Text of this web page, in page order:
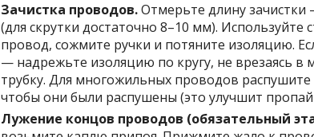
Зачистка проводов.Отмерьте длину
(для скрутки достаточно 8–10 мм). Используйте
провод, сожмите ручки и потяните изоляцию.
— надрежьте изоляцию по кругу, не врезаясь в
трубку. Для многожильных проводов
чтобы они были распушены (это улучшит
Лужение концов проводов (обязательный